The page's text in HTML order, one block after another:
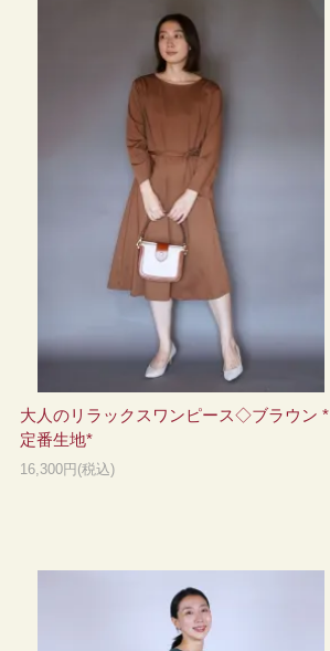
大人のリラックスワンピース◇ブラウン *
定番生地*
16,300円(税込)